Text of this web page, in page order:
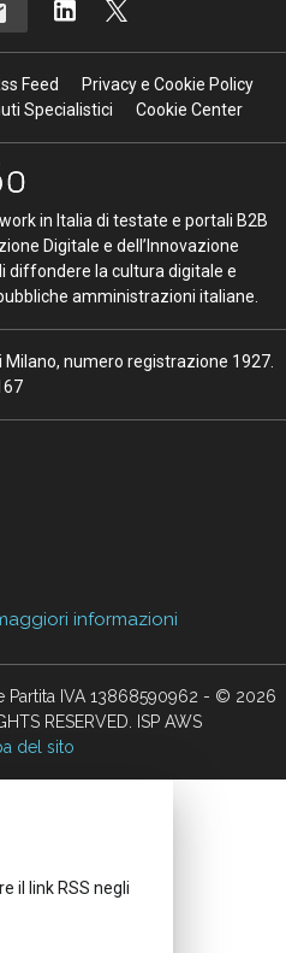
Feed
Privacy e Cookie Policy
Specialistici
Cookie Center
in Italia di testate e portali B2B
Digitale e dell’Innovazione
diffondere la cultura digitale e
amministrazioni italiane.
numero registrazione 1927.
informazioni
IVA 13868590962 - © 2026
RESERVED. ISP AWS
del sito
il link RSS negli